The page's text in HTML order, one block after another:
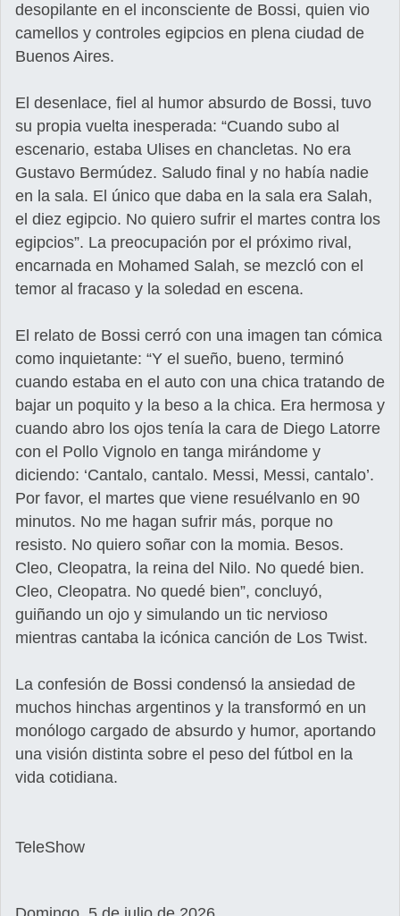
desopilante en el inconsciente de Bossi, quien vio
camellos y controles egipcios en plena ciudad de
Buenos Aires.
El desenlace, fiel al humor absurdo de Bossi, tuvo
su propia vuelta inesperada: “Cuando subo al
escenario, estaba Ulises en chancletas. No era
Gustavo Bermúdez. Saludo final y no había nadie
en la sala. El único que daba en la sala era Salah,
el diez egipcio. No quiero sufrir el martes contra los
egipcios”. La preocupación por el próximo rival,
encarnada en Mohamed Salah, se mezcló con el
temor al fracaso y la soledad en escena.
El relato de Bossi cerró con una imagen tan cómica
como inquietante: “Y el sueño, bueno, terminó
cuando estaba en el auto con una chica tratando de
bajar un poquito y la beso a la chica. Era hermosa y
cuando abro los ojos tenía la cara de Diego Latorre
con el Pollo Vignolo en tanga mirándome y
diciendo: ‘Cantalo, cantalo. Messi, Messi, cantalo’.
Por favor, el martes que viene resuélvanlo en 90
minutos. No me hagan sufrir más, porque no
resisto. No quiero soñar con la momia. Besos.
Cleo, Cleopatra, la reina del Nilo. No quedé bien.
Cleo, Cleopatra. No quedé bien”, concluyó,
guiñando un ojo y simulando un tic nervioso
mientras cantaba la icónica canción de Los Twist.
La confesión de Bossi condensó la ansiedad de
muchos hinchas argentinos y la transformó en un
monólogo cargado de absurdo y humor, aportando
una visión distinta sobre el peso del fútbol en la
vida cotidiana.
TeleShow